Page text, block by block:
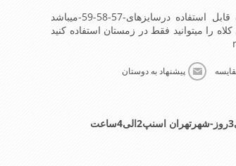
کلاه کپ انگلیسی(زمستانی)دقت کنیداین شکل از کلاه قابل استفاده درسایزهای-57-58-59-میباشد
را میتوانید فقط در زمستان استفاده کنید
پیشنهاد به دوستان